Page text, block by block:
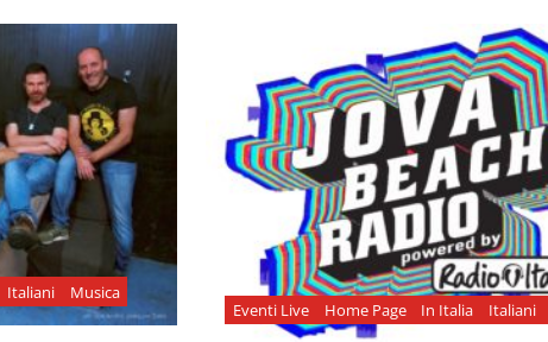
Italiani Musica
Eventi Live Home Page In Italia Italiani